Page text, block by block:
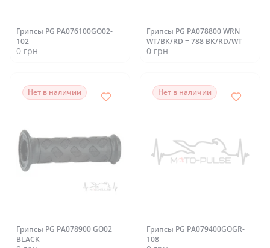
Грипсы PG PA076100GO02-
102
0 грн
Грипсы PG PA078800 WRN
WT/BK/RD = 788 BK/RD/WT
0 грн
Нет в наличии
Грипсы PG PA078900 GO02
BLACK
Нет в наличии
Грипсы PG PA079400GOGR-
108